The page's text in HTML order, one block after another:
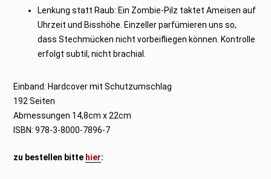
Lenkung statt Raub: Ein Zombie-Pilz taktet Ameisen auf
Uhrzeit und Bisshöhe. Einzeller parfümieren uns so,
dass Stechmücken nicht vorbeifliegen können. Kontrolle
erfolgt subtil, nicht brachial.
Einband: Hardcover mit Schutzumschlag
192 Seiten
Abmessungen 14,8cm x 22cm
ISBN: 978-3-8000-7896-7
zu bestellen bitte hier: